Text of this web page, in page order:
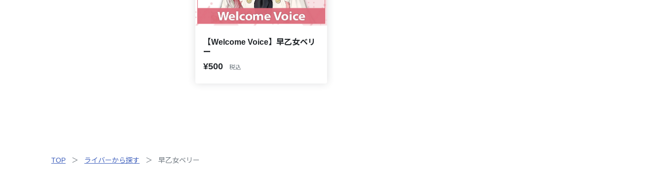
【Welcome Voice】早乙女ベリ
ー
¥500 税込
TOP ライバーから探す 早乙女ベリー